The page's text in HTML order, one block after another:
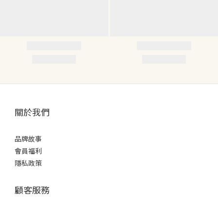
關於我們
品牌故事
會員福利
隱私政策
顧客服務